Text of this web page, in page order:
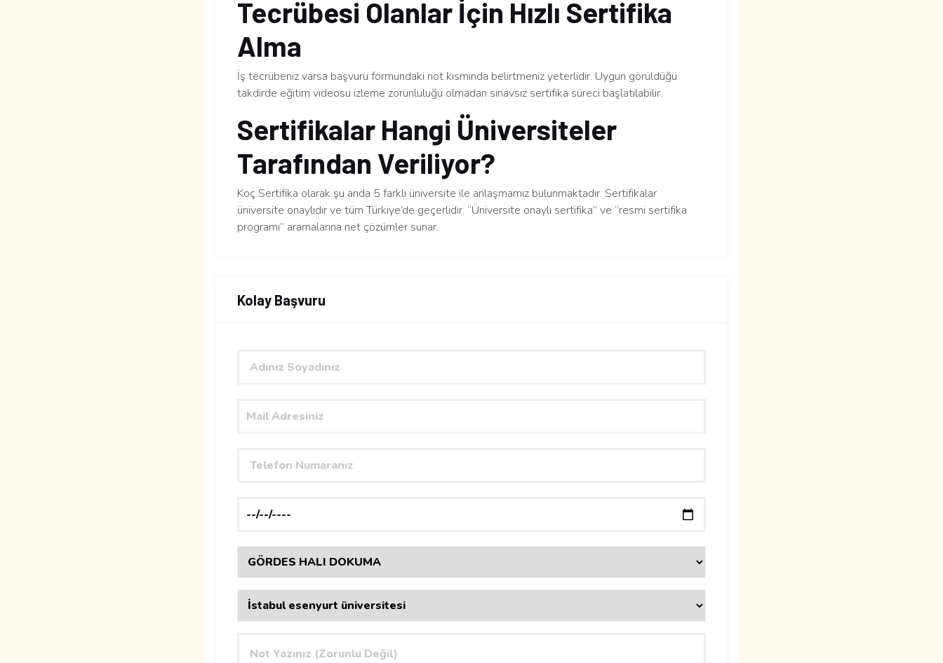
Tecrübesi Olanlar İçin Hızlı Sertifika
Alma
İş tecrübeniz varsa başvuru formundaki not kısmında belirtmeniz yeterlidir. Uygun görüldüğü
takdirde eğitim videosu izleme zorunluluğu olmadan sınavsız sertifika süreci başlatılabilir.
Sertifikalar Hangi Üniversiteler
Tarafından Veriliyor?
Koç Sertifika olarak şu anda 5 farklı üniversite ile anlaşmamız bulunmaktadır. Sertifikalar
üniversite onaylıdır ve tüm Türkiye’de geçerlidir. “Üniversite onaylı sertifika” ve “resmi sertifika
programı” aramalarına net çözümler sunar.
Kolay Başvuru